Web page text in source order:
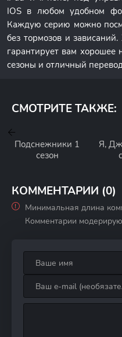
IOS в любом удобном
Каждую серию можно
без тормозов и
гарантирует вам хорошее
сезоны и отличный
СМОТРИТЕ ТАКЖЕ:
Подснежники 1
сезон
Я,
КОММЕНТАРИИ (0)
Минимальная длина
Комментарии